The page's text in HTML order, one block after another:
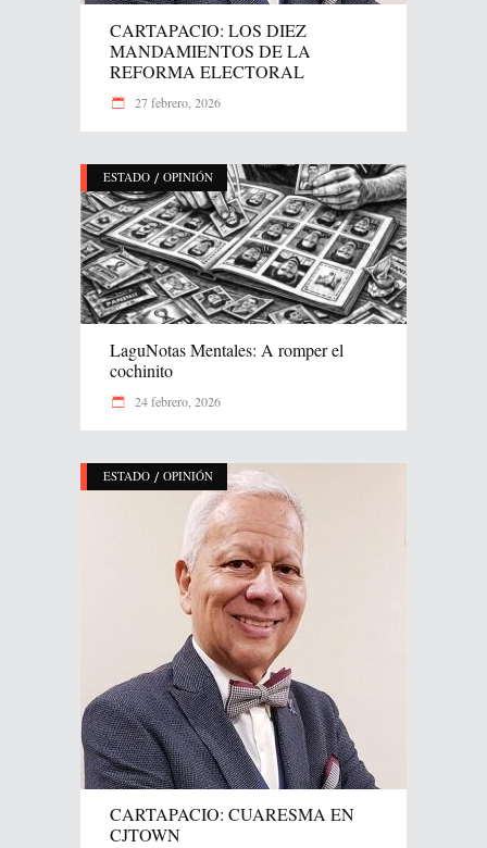
CARTAPACIO: LOS DIEZ
MANDAMIENTOS DE LA
REFORMA ELECTORAL
27 febrero, 2026
ESTADO / OPINIÓN
LaguNotas Mentales: A romper el
cochinito
24 febrero, 2026
ESTADO / OPINIÓN
CARTAPACIO: CUARESMA EN
CJTOWN